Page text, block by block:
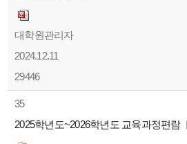
대학원관리자
2024.12.11
29446
35
2025학년도~2026학년도 교육과정편람